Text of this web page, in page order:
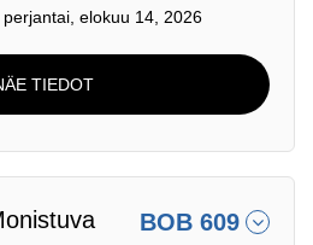
elokuu 14, 2026
TIEDOT
BOB 609